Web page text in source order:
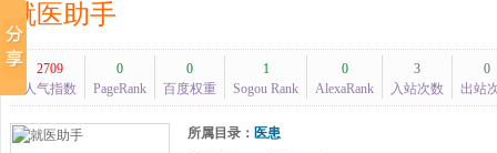
就医助手
2709
人气指数
0
PageRank
0
百度权重
1
Sogou Rank
0
AlexaRank
3
入站次数
0
出站
所属目录： 医患